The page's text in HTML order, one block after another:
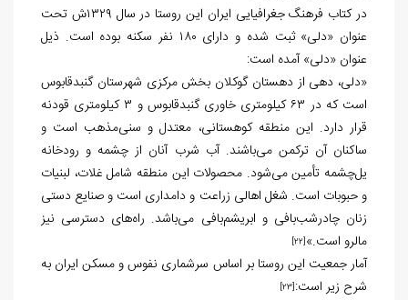
در کتاب فرهنگ جغرافیایی ایران این روستا در سال ۱۳۲۹ش تحت
عنوان «دلی» ثبت شده و دارای ۱۸۰ نفر سکنه بوده است. ذیل
عنوان «دلی» آمده است:
«دلی، دهی از دهستان گوکلان بخش مرکزی شهرستان گنبدقابوس
است که در ۶۳ کیلومتری خاوری گنبدقابوس و ۳ کیلومتری قودنه
قرار دارد. این منطقه کوهستانی، معتدل و سنی‌مذهب است و
ساکنان آن ترکمن می‌باشند. آب شرب آنان از چشمه و رودخانه
یل‌چشمه تأمین می‌شود. محصولات این منطقه شامل غلات، لبنیات
و حبوبات است. شغل اهالی زراعت و دامداری است و صنایع دستی
زنان چادرشب‌بافی و ابریشم‌بافی می‌باشد. راه‌های دسترسی نیز
مالرو است.»[22]
آمار جمعیت این روستا بر اساس سرشماری نفوس و مسکن ایران به
شرح زیر است:[23]